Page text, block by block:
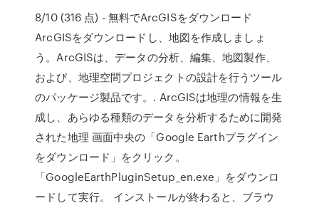
8/10 (316 点) - 無料でArcGISをダウンロード
ArcGISをダウンロードし、地図を作成しましょ
う。ArcGISは、データの分析、編集、地図製作、
および、地理空間プロジェクトの設計を行うツール
のパッケージ製品です。. ArcGISは地理の情報を生
成し、あらゆる種類のデータを分析するために開発
された地理 画面中央の「Google Earthプラグイン
をダウンロード」をクリック。
「GoogleEarthPluginSetup_en.exe」をダウンロ
ードして実行。 インストールが終わると、ブラウ